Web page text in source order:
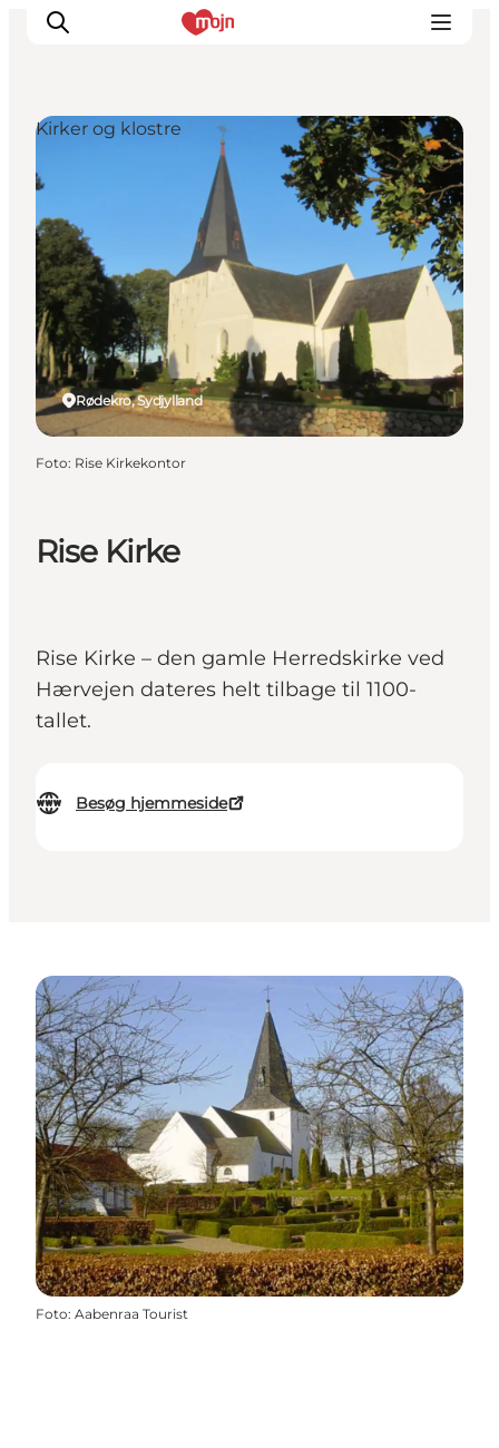
Byer & Steder
Det sker
Overnatning
Planlæg din ferie
Booking
Rise Kirke
Rise Kirke – den gamle Herredskirke ved
Hærvejen dateres helt tilbage til 1100-
tallet.
Besøg hjemmeside
Rødekro, Sydjylland
Kirker og klostre
Foto: Rise Kirkekontor
Foto: Aabenraa Tourist